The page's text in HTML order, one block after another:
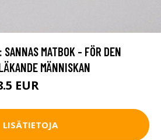
SANNAS MATBOK - FÖR DEN
MÄNNISKAN
EUR
LISÄTIETOJA